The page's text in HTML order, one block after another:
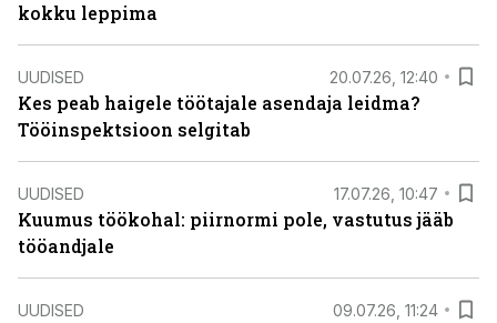
kokku leppima
UUDISED 20.07.26, 12:40
Kes peab haigele töötajale asendaja leidma?
Tööinspektsioon selgitab
UUDISED 17.07.26, 10:47
Kuumus töökohal: piirnormi pole, vastutus jääb
tööandjale
UUDISED 09.07.26, 11:24